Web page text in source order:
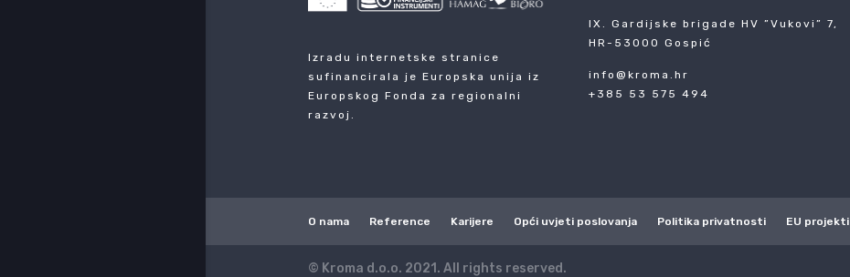
Izradu internetske stranice
sufinancirala je Europska unija iz
Europskog Fonda za regionalni
razvoj.
IX. Gardijske brigade HV ”Vukovi” 7,
HR-53000 Gospić
info@kroma.hr
+385 53 575 494
O nama Reference Karijere Opći uvjeti poslovanja Politika privatnosti EU projekti
© Kroma d.o.o. 2021. All rights reserved.